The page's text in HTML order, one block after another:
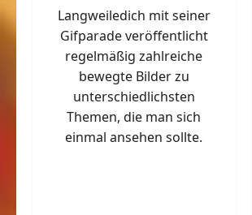
Langweiledich mit seiner
Gifparade veröffentlicht
regelmäßig zahlreiche
bewegte Bilder zu
unterschiedlichsten
Themen, die man sich
einmal ansehen sollte.